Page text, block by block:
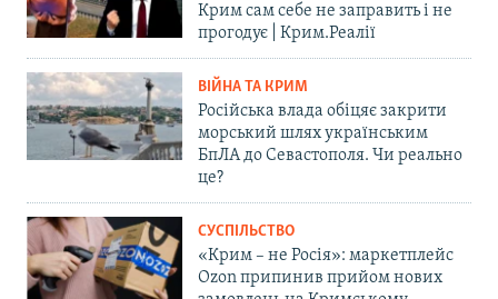
Крим сам себе не заправить і не
прогодує | Крим.Реалії
ВІЙНА ТА КРИМ
Російська влада обіцяє закрити
морський шлях українським
БпЛА до Севастополя. Чи реально
це?
СУСПІЛЬСТВО
«Крим – не Росія»: маркетплейс
Ozon припинив прийом нових